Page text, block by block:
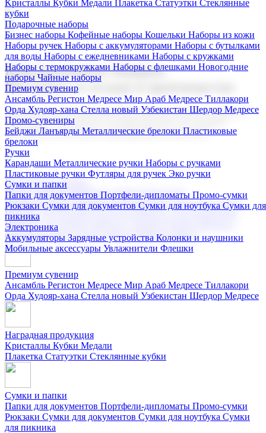
Kристаллы Кубки Медали Плакетка Статуэтки Стеклянные
кубки
Подарочные наборы
Бизнес наборы Кофейные наборы Кошельки Наборы из кожи
Наборы ручек Наборы с аккумуляторами Наборы с бутылками
для воды Наборы с ежедневниками Наборы с кружками
Наборы с термокружками Наборы с флешками Новогодние
наборы Чайные наборы
Премиум сувенир
Ансамбль Регистон Медресе Мир Араб Медресе Тиллакори
Орда Худояр-хана Стелла новый Узбекистан Шердор Медресе
Промо-сувениры
Бейджи Ланъярды Металлические брелоки Пластиковые
брелоки
Ручки
Карандаши Металлические ручки Наборы с ручками
Пластиковые ручки Футляры для ручек Эко ручки
Сумки и папки
Папки для документов Портфели-дипломаты Промо-сумки
Рюкзаки Сумки для документов Сумки для ноутбука Сумки для
пикника
Электроника
Аккумуляторы Зарядные устройства Колонки и наушники
Мобильные аксессуары Увлажнители Флешки
Корпоративные подарки
Поставка со склада и производство
Мы предлагаем широкий выбор корпоративных подарков и
сувениров с логотипом. В нашем каталоге вы найдете
продукцию для бизнеса, мероприятия и клиентов.
Подарочные наборы
Бизнес наборыКофейные наборы Кошельки
Наборы из кожиНаборы ручекНаборы с аккумуляторами
Наборы с бутылками для воды
Наборы с ежедневниками
Наборы с кружками
флешкамиНовогодние наборыЧайные наборы
Премиум сувенир
Ансамбль Регистон Медресе Мир Араб Медресе Тиллакори
Орда Худояр-хана Стелла новый Узбекистан Шердор Медресе
Наградная продукция
Kристаллы Кубки Медали
Плакетка Статуэтки Стеклянные кубки
Сумки и папки
Папки для документов Портфели-дипломаты Промо-сумки
Рюкзаки Сумки для документов Сумки для ноутбука Сумки
для пикника